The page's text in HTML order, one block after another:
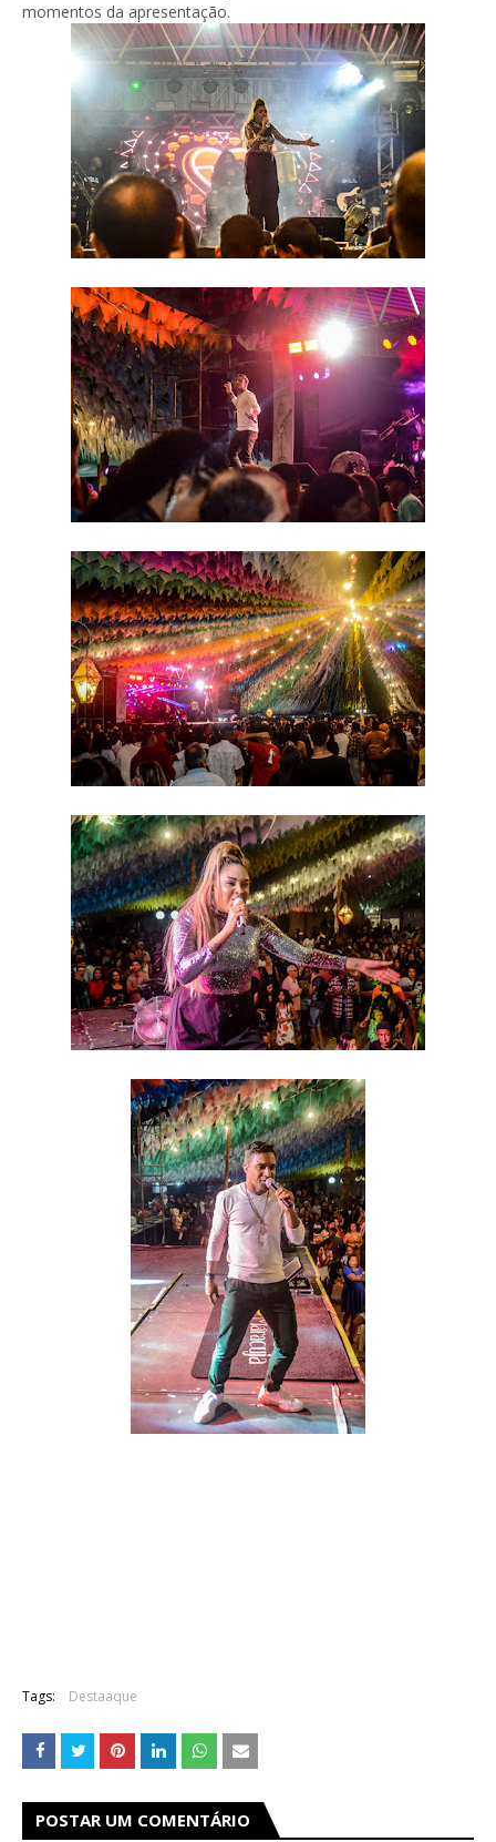
momentos da apresentação.
Tags: Destaaque
POSTAR UM COMENTÁRIO